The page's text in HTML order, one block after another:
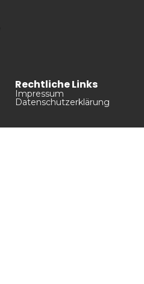
Rechtliche Links
Impressum
Datenschutzerklärung